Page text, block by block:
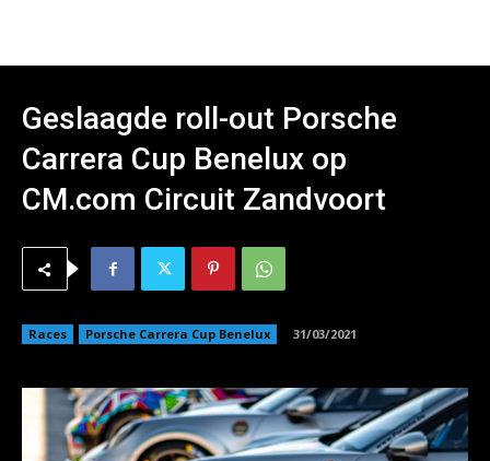
Geslaagde roll-out Porsche
Carrera Cup Benelux op
CM.com Circuit Zandvoort
Races Porsche Carrera Cup Benelux 31/03/2021